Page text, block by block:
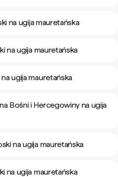
na ugija mauretańska
na ugija mauretańska
ugija mauretańska
Bośni i Hercegowiny na ugija
na ugija mauretańska
na ugija mauretańska